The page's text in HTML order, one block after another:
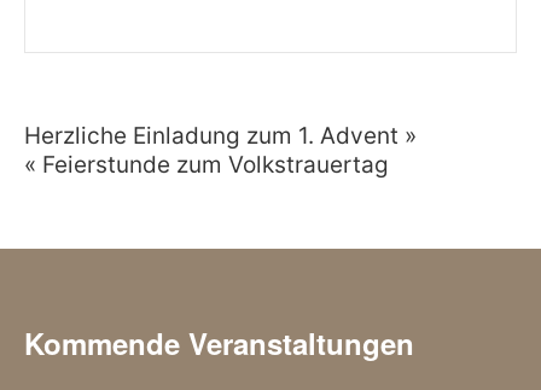
Beitragsnavigation
Herzliche Einladung zum 1. Advent »
« Feierstunde zum Volkstrauertag
Kommende Veranstaltungen